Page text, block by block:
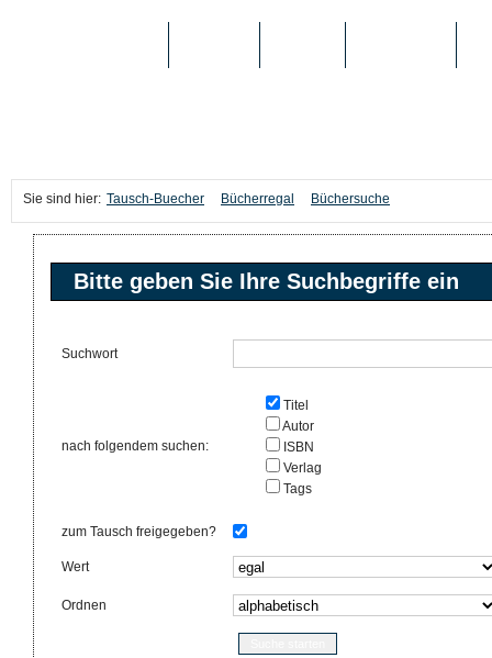
Sie sind hier: Tausch-Buecher Bücherregal Büchersuche
Bitte geben Sie Ihre Suchbegriffe ein
Suchwort
nach folgendem suchen:
Titel
Autor
ISBN
Verlag
Tags
zum Tausch freigegeben?
Wert
Ordnen